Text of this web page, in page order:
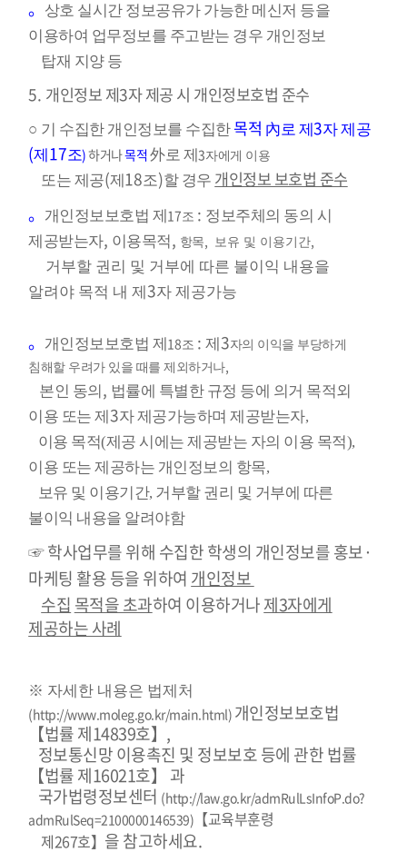
。
상호 실시간 정보공유가 가능한 메신저 등을
이용하여 업무정보를 주고받는 경우 개인정보
탑재 지양 등
5. 개인정보 제3자 제공 시 개인정보호법 준수
○ 기 수집한 개인정보를 수집한목적 內로 제3자 제공
(제 17조)하거나목적 外로 제3자에게 이용
또는 제공(제18조)할 경우 개인정보 보호법 준수
。 개인정보보호법 제17조 : 정보주체의 동의 시
제공받는자, 이용목적, 항목, 보유 및 이용기간,
거부할 권리 및 거부에 따른 불이익 내용을
알려야 목적 내 제3자 제공가능
。 개인정보보호법 제18조 :제3자의 이익을 부당하게
침해할 우려가 있을 때를 제외하거나,
본인 동의 , 법률에 특별한 규정 등에 의거 목적외
이용 또는 제3자 제공가능하며 제공받는자,
이용 목적(제공 시에는 제공받는 자의 이용 목적),
이용 또는 제공하는 개인정보의 항목,
보유 및 이용기간, 거부할 권리 및 거부에 따른
불이익 내용을 알려야함
☞학사업무를 위해 수집한 학생의 개인정보를 홍보·
마케팅 활용 등을 위하여 개인정보
수집 목적을 초과하여 이용하거나제3자에게
제공하는 사례
※ 자세한 내용은 법제처
(http://www.moleg.go.kr/main.html) 개인정보보호법
【법률 제14839호】,
정보통신망 이용촉진 및 정보보호 등에 관한 법률
【법률 제16021호】 과
국가법령정보센터 (http://law.go.kr/admRulLsInfoP.do?
admRulSeq=2100000146539) 【교육부훈령
제267호】 을 참고하세요.